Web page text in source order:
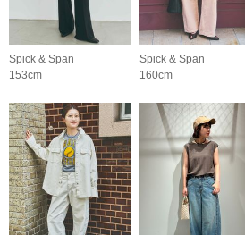
Spick & Span
153cm
Spick & Span
160cm